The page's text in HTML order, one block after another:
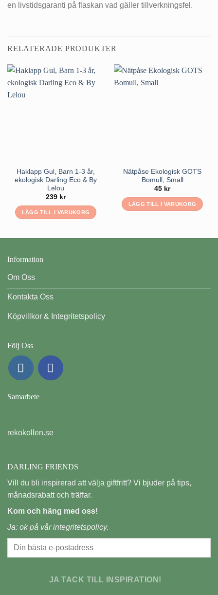
en livstidsgaranti på flaskan vad gäller tillverkningsfel.
RELATERADE PRODUKTER
Haklapp Gul, Barn 1-3 år,
ekologisk Darling Eco & By
Lelou
239 kr
LÄGG TILL I VARUKORG
Nätpåse Ekologisk GOTS
Bomull, Small
45 kr
LÄGG TILL I VARUKORG
Information
Om Oss
Kontakta Oss
Köpvillkor & Integritetspolicy
Följ Oss
Samarbete
rekokollen.se
DARLING FRIENDS
Vill du bli inspirerad att välja giftfritt? Vi bjuder på tips,
månadsrabatt och träffar.
Kom och häng med oss!
Ja: ok på vårintegritetspolicy.
JA TACK TILL INSPIRATION!